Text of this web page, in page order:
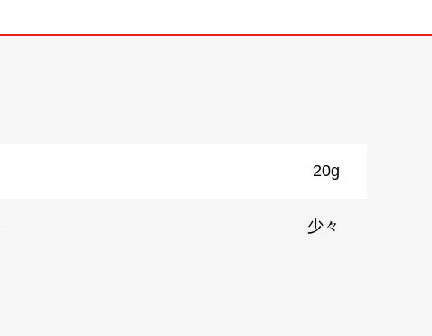
20g
少々